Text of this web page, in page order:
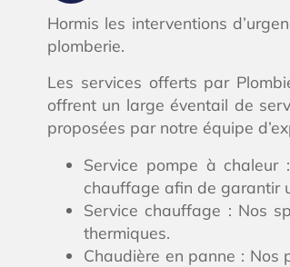
Hormis les interventions
plomberie.
Les services offerts par
offrent un large éventail de
proposées par notre équipe
Service pompe à
chauffage afin de garantir
Service chauffage : Nos
thermiques.
Chaudière en panne :